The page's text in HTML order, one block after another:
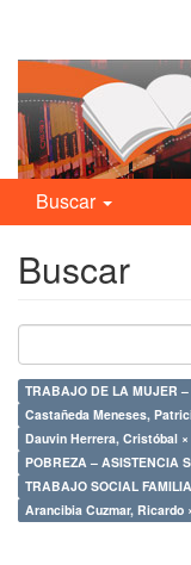
Buscar
Buscar
TRABAJO DE LA MUJER –
Castañeda Meneses,
Dauvin Herrera, Cristóbal ×
Arancibia Cuzmar, Ricardo